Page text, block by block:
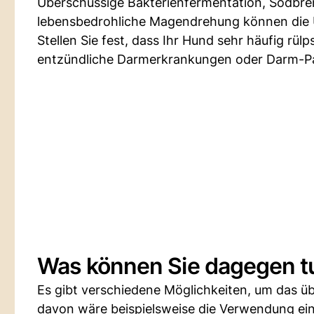
lebensbedrohliche Magendrehung können die
Stellen Sie fest, dass Ihr Hund sehr häufig
entzündliche Darmerkrankungen oder Darm-
Was können Sie dagegen
Es gibt verschiedene Möglichkeiten, um das
davon wäre beispielsweise die Verwendung